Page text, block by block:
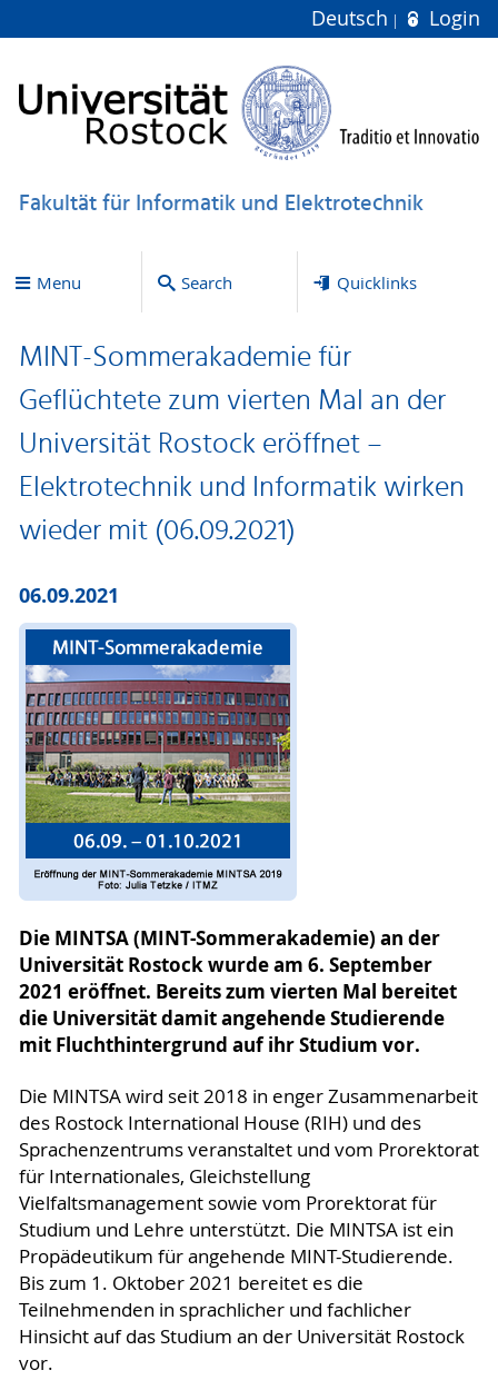
Deutsch Login
Fakultät für Informatik und Elektrotechnik
Menu Search Quicklinks
MINT-Sommerakademie für
Geflüchtete zum vierten Mal an der
Universität Rostock eröffnet –
Elektrotechnik und Informatik wirken
wieder mit (06.09.2021)
06.09.2021
Die MINTSA (MINT-Sommerakademie) an der
Universität Rostock wurde am 6. September
2021 eröffnet. Bereits zum vierten Mal bereitet
die Universität damit angehende Studierende
mit Fluchthintergrund auf ihr Studium vor.
Die MINTSA wird seit 2018 in enger Zusammenarbeit
des Rostock International House (RIH) und des
Sprachenzentrums veranstaltet und vom Prorektorat
für Internationales, Gleichstellung
Vielfaltsmanagement sowie vom Prorektorat für
Studium und Lehre unterstützt. Die MINTSA ist ein
Propädeutikum für angehende MINT-Studierende.
Bis zum 1. Oktober 2021 bereitet es die
Teilnehmenden in sprachlicher und fachlicher
Hinsicht auf das Studium an der Universität Rostock
vor.